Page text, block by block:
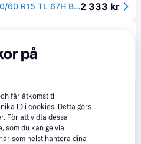
Dunlop Trailmax Mixtour ( 160/60 R15 TL 67H Bakhjul )2 333 kr
på
får åtkomst till
ID i cookies. Detta görs
För att vidta dessa
som du kan ge via
som helst hantera dina